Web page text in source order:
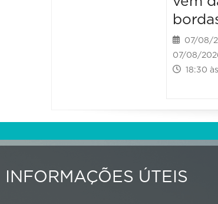
07/08/
07/08/
18:30
INFORMAÇÕES ÚTEIS